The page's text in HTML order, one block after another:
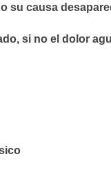
su causa
si no el dolor